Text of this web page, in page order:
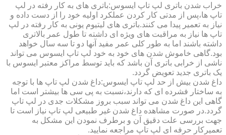
خراب شدن باتری لپ تاپ ایسوس:باتری های به کار رفته در لپ
تاپ ها،پس از مدتی کار کردن عملکرد اولیه خود را از دست داده و
نیاز به تعمیر پیدا می کنند.باتری های لیتیوم یونی به کار رفته در لپ
تاپ ها نیاز به مراقبت های ویژه ای داشته تا طول عمر بالاتری
داشته باشند اما به طور کلی عمر مفید آنها دو تا سه سال خواهد
بود.گاهی خاموش شدن های خود به خود لپ تاپ ایسوس می تواند
ناشی از خرابی باتری آن باشد که باید توسط مراکز معتبر ایسوس با
یک باتری جدید تعویض گردد.
داغ شدن بیش از حد لپ تاپ ایسوس:داغ شدن لپ تاپ ها با توجه
به ساختار فشرده ای که دارند،نسبت به پی سی ها بیشتر است اما
گاهی این داغ شدن می تواند سبب بروز مشکلات جدی در لپ تاپ
گردد.در صورت مشاهده داغ شدن غیر طبیعی لپ تاپ نیاز است تا
جهت بررسی علت دقیق آن و برطرف نمودن این مشکل به
تعمیرکار حرفه ای لپ تاپ مراجعه نمایید.